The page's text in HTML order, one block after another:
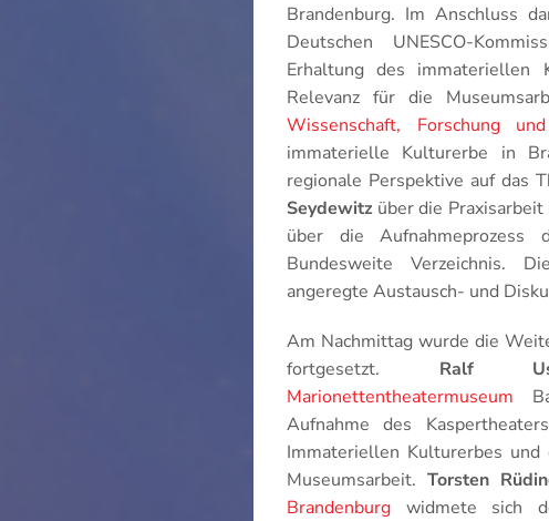
Brandenburg. Im Anschluss
Deutschen UNESCO-
Erhaltung des immateriellen
Relevanz für die
Wissenschaft, Forschung
immaterielle Kulturerbe in
regionale Perspektive auf das
Seydewitz über die Praxisarbeit
über die Aufnahmeprozess
Bundesweite Verzeichnis.
angeregte Austausch- und
Am Nachmittag wurde die
fortgesetzt. Ralf
Marionettentheatermuseum
Aufnahme des
Immateriellen Kulturerbes
Museumsarbeit. Torsten
Brandenburg widmete sich